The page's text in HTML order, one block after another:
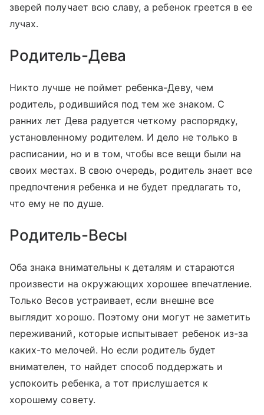
зверей получает всю славу, а ребенок греется в ее
лучах.
Родитель-Дева
Никто лучше не поймет ребенка-Деву, чем
родитель, родившийся под тем же знаком. С
ранних лет Дева радуется четкому распорядку,
установленному родителем. И дело не только в
расписании, но и в том, чтобы все вещи были на
своих местах. В свою очередь, родитель знает все
предпочтения ребенка и не будет предлагать то,
что ему не по душе.
Родитель-Весы
Оба знака внимательны к деталям и стараются
произвести на окружающих хорошее впечатление.
Только Весов устраивает, если внешне все
выглядит хорошо. Поэтому они могут не заметить
переживаний, которые испытывает ребенок из-за
каких-то мелочей. Но если родитель будет
внимателен, то найдет способ поддержать и
успокоить ребенка, а тот прислушается к
хорошему совету.